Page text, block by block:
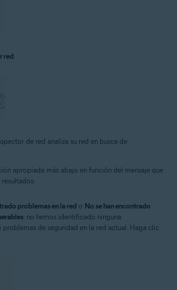
red
de red analiza su red en busca de
apropiada más abajo en función del mensaje que
problemas en la red o No se han encontrado
: no hemos identificado ninguna
de seguridad en la red actual. Haga clic